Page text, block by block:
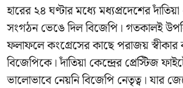
হারের ২৪ ঘণ্টার মধ্যে মধ্যপ্রদেশের
সংগঠন ভেঙে দিল বিজেপি। গতকালই
ফলাফলে কংগ্রেসের কাছে পরাজয়
বিজেপিকে। দাঁতিয়া কেন্দ্রের প্রেস্টিজ
ভালোভাবে নেয়নি বিজেপি নেতৃত্ব। যার